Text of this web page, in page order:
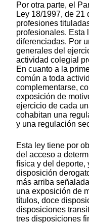
Por otra parte, el
Ley 18/1997, de
profesiones
profesionales. Esta
diferenciadas. Por
generales del
actividad colegial
En cuanto a la
común a toda
complementarse,
exposición de
ejercicio de cada
cohabitan una
y una regulación
Esta ley tiene por
del acceso a
física y del deporte,
disposición
más arriba
una exposición de
títulos, doce
disposiciones
tres disposiciones